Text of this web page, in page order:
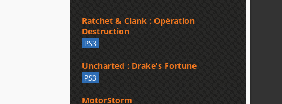
Ratchet & Clank : Opération
Destruction
PS3
Uncharted : Drake's Fortune
PS3
MotorStorm